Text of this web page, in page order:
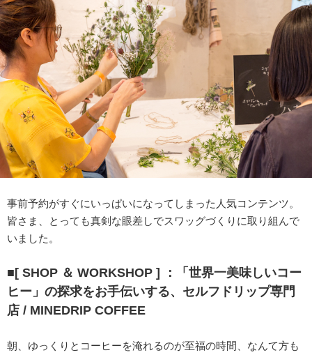
事前予約がすぐにいっぱいになってしまった人気コンテンツ。
皆さま、とっても真剣な眼差しでスワッグづくりに取り組んで
いました。
■[ SHOP ＆ WORKSHOP ] ：「世界一美味しいコー
ヒー」の探求をお手伝いする、セルフドリップ専門
店 / MINEDRIP COFFEE
朝、ゆっくりとコーヒーを淹れるのが至福の時間、なんて方も